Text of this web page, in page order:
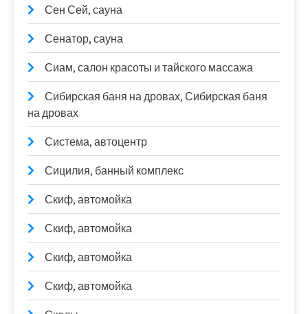
Сен Сей, сауна
Сенатор, сауна
Сиам, салон красоты и тайского массажа
Сибирская баня на дровах, Сибирская баня
на дровах
Система, автоцентр
Сицилия, банный комплекс
Скиф, автомойка
Скиф, автомойка
Скиф, автомойка
Скиф, автомойка